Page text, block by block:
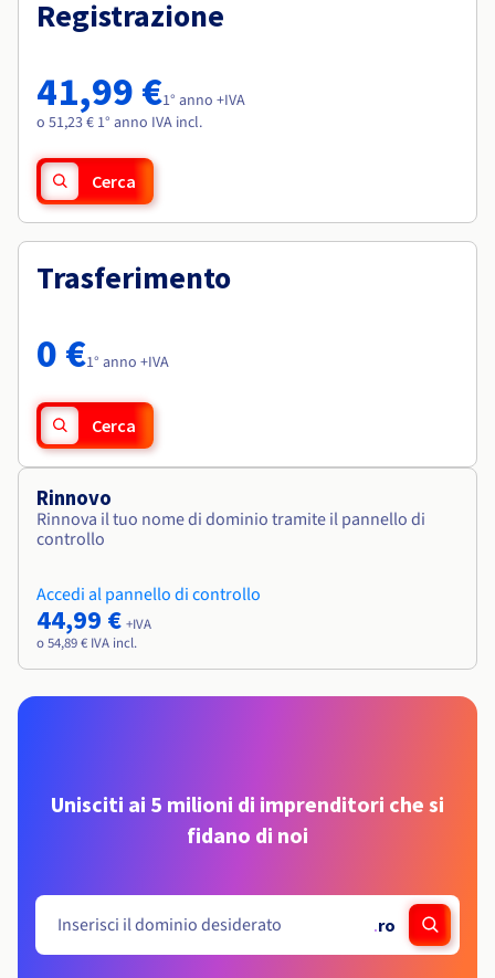
Tariffe
Roadmap & Changelog
Osservabilità
Roadmap & Changelog
Roadmap & Changelog
Roadmap & Changelog
Roadmap & Changelog
Registrazione
41,99 €1° anno +IVA
o 51,23 € 1° anno IVA incl.
Cerca
Trasferimento
0 €1° anno +IVA
Cerca
Rinnovo
Rinnova il tuo nome di dominio tramite il pannello di
controllo
Accedi al pannello di controllo
44,99 € +IVA
o 54,89 € IVA incl.
Unisciti ai 5 milioni di imprenditori che si
fidano di noi
.ro